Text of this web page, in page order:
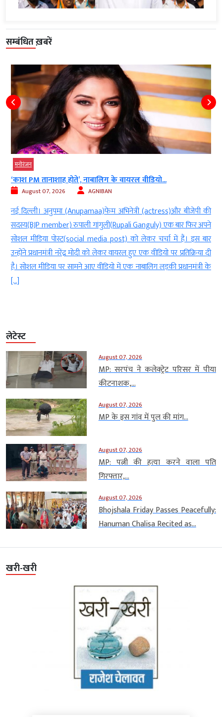
सम्बंधित ख़बरें
मनोरंजन
‘काश PM तानाशाह होते’, नाबालिग के वायरल वीडियो...
August 07, 2026 AGNIBAN
नई दिल्ली। अनुपमा (Anupamaa)फेम अभिनेत्री (actress)और बीजेपी की
सदस्य(BJP member) रुपाली गांगुली(Rupali Ganguly) एक बार फिर अपने
सोशल मीडिया पोस्ट(social media post) को लेकर चर्चा में हैं। इस बार
उन्होंने प्रधानमंत्री नरेंद्र मोदी को लेकर वायरल हुए एक वीडियो पर प्रतिक्रिया दी
है। सोशल मीडिया पर सामने आए वीडियो में एक नाबालिग लड़की प्रधानमंत्री के
[…]
लेटेस्ट
August 07, 2026
MP: सरपंच ने कलेक्ट्रेट परिसर में पीया
कीटनाशक,...
August 07, 2026
MP के इस गांव में पुल की मांग...
August 07, 2026
MP: पत्नी की हत्या करने वाला पति
गिरफ्तार,...
August 07, 2026
Bhojshala Friday Passes Peacefully:
Hanuman Chalisa Recited as...
खरी-खरी